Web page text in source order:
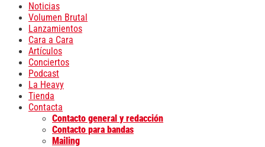
Noticias
Volumen Brutal
Lanzamientos
Cara a Cara
Artículos
Conciertos
Podcast
La Heavy
Tienda
Contacta
Contacto general y redacción
Contacto para bandas
Mailing